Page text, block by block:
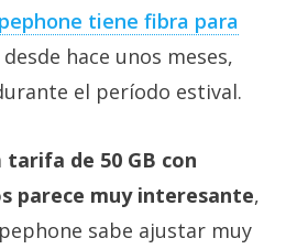
tiene fibra para
desde hace unos meses,
el período estival.
tarifa de 50 GB con
parece muy interesante,
sabe ajustar muy